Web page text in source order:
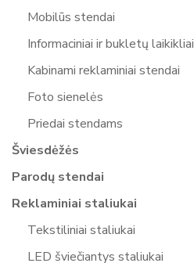
Mobilūs stendai
Informaciniai ir bukletų laikikliai
Kabinami reklaminiai stendai
Foto sienelės
Priedai stendams
Šviesdėžės
Parodų stendai
Reklaminiai staliukai
Tekstiliniai staliukai
LED šviečiantys staliukai